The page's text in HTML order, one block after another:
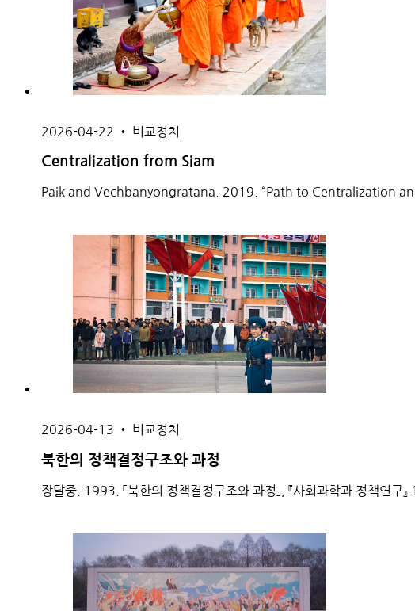
2026-04-22 • 비교정치
Centralization from Siam
Paik and Vechbanyongratana. 2019. “Path to Centralization
2026-04-13 • 비교정치
북한의 정책결정구조와 과정
장달중. 1993. 「북한의 정책결정구조와 과정」, 『사회과학과 정책연구